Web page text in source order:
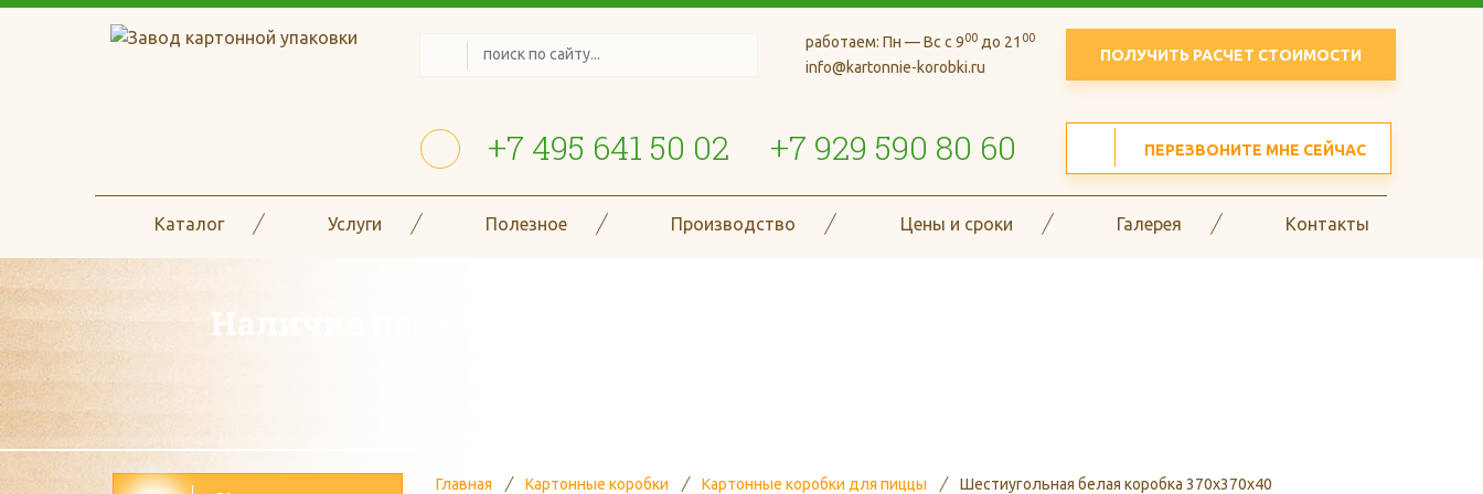
работаем: Пн — Вс с 900до 21 00
info@kartonnie-korobki.ru
ПОЛУЧИТЬ РАСЧЕТ СТОИМОСТИ
+7 495 641 50 02 +7 929 590 80 60 ПЕРЕЗВОНИТЕ МНЕ СЕЙЧАС
Каталог Услуги Полезное Производство Цены и сроки Галерея Контакты
Наличие на складе более 70 типов и размеров гофрокоробов и
Главная Картонные коробки Картонные коробки для пиццы Шестиугольная белая коробка 370x370x40